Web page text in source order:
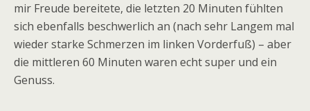
mir Freude bereitete, die letzten 20 Minuten fühlten
sich ebenfalls beschwerlich an (nach sehr Langem mal
wieder starke Schmerzen im linken Vorderfuß) – aber
die mittleren 60 Minuten waren echt super und ein
Genuss.